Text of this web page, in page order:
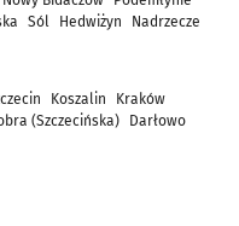
Sól Hedwiżyn
Nadrzecze
Koszalin
Kraków
(Szczecińska)
Darłowo